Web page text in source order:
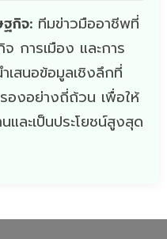
กิจ: ทีมข่าวมืออาชีพที่
การเมือง และการ
สนอข้อมูลเชิงลึกที่
องอย่างถี่ถ้วน เพื่อให้
และเป็นประโยชน์สูงสุด